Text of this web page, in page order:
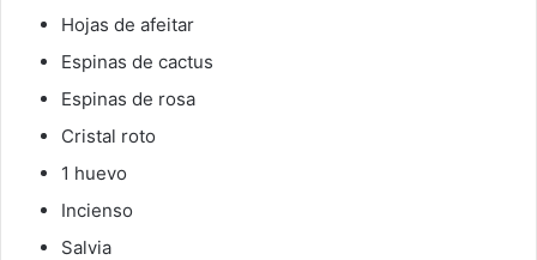
Hojas de afeitar
Espinas de cactus
Espinas de rosa
Cristal roto
1 huevo
Incienso
Salvia